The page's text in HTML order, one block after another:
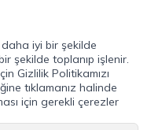
iyi bir şekilde
şekilde toplanıp işlenir.
Gizlilik Politikamızı
tıklamanız halinde
için gerekli çerezler